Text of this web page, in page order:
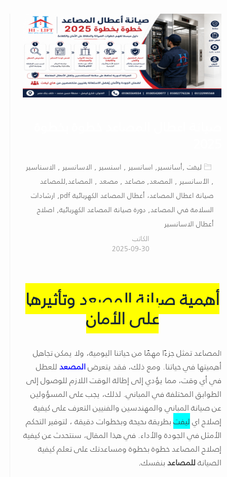
ليفت ,أسانسير, اسانسير , اسنسير , الاسانسير , الاسناسير
, الأسانسير , المصعد, مصاعد , مصعد , المصاعد,للمصاعد
صيانة اعطال المصاعد، أعطال المصاعد الكهربائية pdf, ارشادات
السلامة في المصاعد, دورة صيانة المصاعد الكهربائية, اصلاح
أعطال الاسانسير
الكاتب
2025-09-30
أهمية صيانة المصعد وتأثيرها
على الأمان
المصاعد تمثل جزءًا مهمًا من حياتنا اليومية، ولا يمكن تجاهل
أهميتها في حياتنا. ومع ذلك، فقد يتعرضالمصعدللعطل
في أي وقت، مما يؤدي إلى إطالة الوقت اللازم للوصول إلى
الطوابق المختلفة في المباني. لذلك، يجب على المسؤولين
عن صيانة المباني والمهندسين والفنيين التعرف على كيفية
إصلاح ايليفتبطريقة ىحيحة وبخطوات دقيقة ، لتوفير التحكم
الأمثل في الجودة والأداء. في هذا المقال، سنتحدث عن كيفية
إصلاح المصاعد خطوة بخطوة ومساعدتك على تعلم كيفية
الصيانةللمصاعدبنفسك.